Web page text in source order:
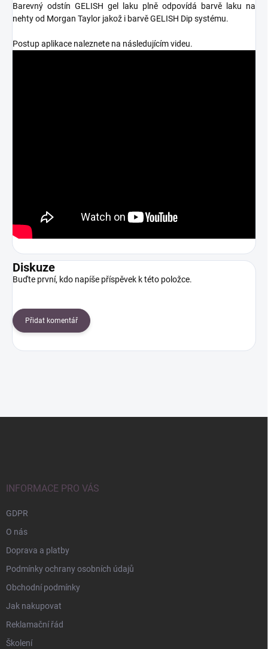
Barevný odstín GELISH gel laku plně odpovídá barvě laku na
nehty od Morgan Taylor jakož i barvě GELISH Dip systému.
Postup aplikace naleznete na následujícím videu.
Diskuze
Buďte první, kdo napíše příspěvek k této položce.
Přidat komentář
INFORMACE PRO VÁS
GDPR
O nás
Doprava a platby
Podmínky ochrany osobních údajů
Obchodní podmínky
Jak nakupovat
Reklamační řád
Školení